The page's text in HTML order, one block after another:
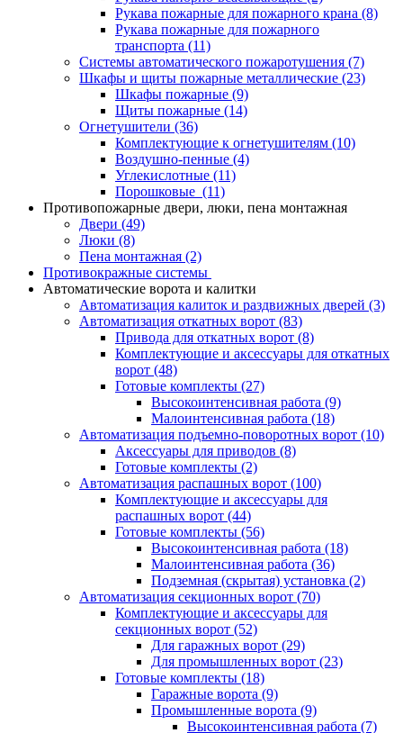
Рукава пожарные для пожарного крана (8)
Рукава пожарные для пожарного
транспорта (11)
Системы автоматического пожаротушения (7)
Шкафы и щиты пожарные металлические (23)
Шкафы пожарные (9)
Щиты пожарные (14)
Огнетушители (36)
Комплектующие к огнетушителям (10)
Воздушно-пенные (4)
Углекислотные (11)
Порошковые (11)
Противопожарные двери, люки, пена монтажная
Двери (49)
Люки (8)
Пена монтажная (2)
Противокражные системы
Автоматические ворота и калитки
Автоматизация калиток и раздвижных дверей (3)
Автоматизация откатных ворот (83)
Привода для откатных ворот (8)
Комплектующие и аксессуары для откатных
ворот (48)
Готовые комплекты (27)
Высокоинтенсивная работа (9)
Малоинтенсивная работа (18)
Автоматизация подъемно-поворотных ворот (10)
Аксессуары для приводов (8)
Готовые комплекты (2)
Автоматизация распашных ворот (100)
Комплектующие и аксессуары для
распашных ворот (44)
Готовые комплекты (56)
Высокоинтенсивная работа (18)
Малоинтенсивная работа (36)
Подземная (скрытая) установка (2)
Автоматизация секционных ворот (70)
Комплектующие и аксессуары для
секционных ворот (52)
Для гаражных ворот (29)
Для промышленных ворот (23)
Готовые комплекты (18)
Гаражные ворота (9)
Промышленные ворота (9)
Высокоинтенсивная работа (7)